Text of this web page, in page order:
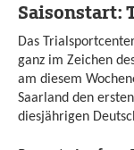
Saisonstart:
Das
ganz im Zeichen
am diesem
Saarland den
diesjährigen